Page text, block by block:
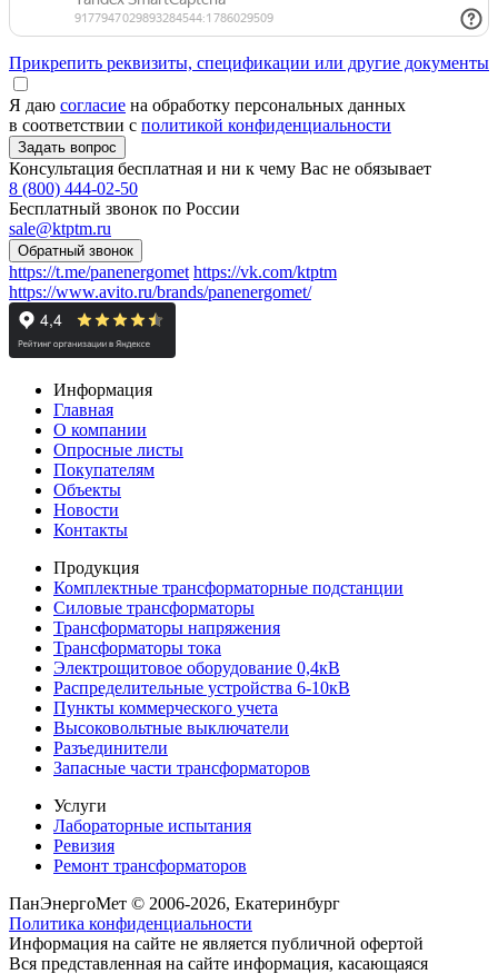
Прикрепить реквизиты, спецификации или другие документы
Я даю согласие на обработку персональных данных
в соответствии с политикой конфиденциальности
Консультация бесплатная и ни к чему Вас не обязывает
8 (800) 444-02-50
Бесплатный звонок по России
sale@ktptm.ru
https://t.me/panenergomet https://vk.com/ktptm
https://www.avito.ru/brands/panenergomet/
Информация
Главная
О компании
Опросные листы
Покупателям
Объекты
Новости
Контакты
Продукция
Комплектные трансформаторные подстанции
Силовые трансформаторы
Трансформаторы напряжения
Трансформаторы тока
Электрощитовое оборудование 0,4кВ
Распределительные устройства 6-10кВ
Пункты коммерческого учета
Высоковольтные выключатели
Разъединители
Запасные части трансформаторов
Услуги
Лабораторные испытания
Ревизия
Ремонт трансформаторов
ПанЭнергоМет © 2006-2026, Екатеринбург
Политика конфиденциальности
Информация на сайте не является публичной офертой
Вся представленная на сайте информация, касающаяся